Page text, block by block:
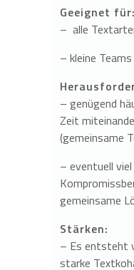
Geeignet für:
– alle
– kleine
– genügend
Zeit
(gemeinsame
– eventuell viel
gemeinsame
Stärken:
– Es entsteht
starke